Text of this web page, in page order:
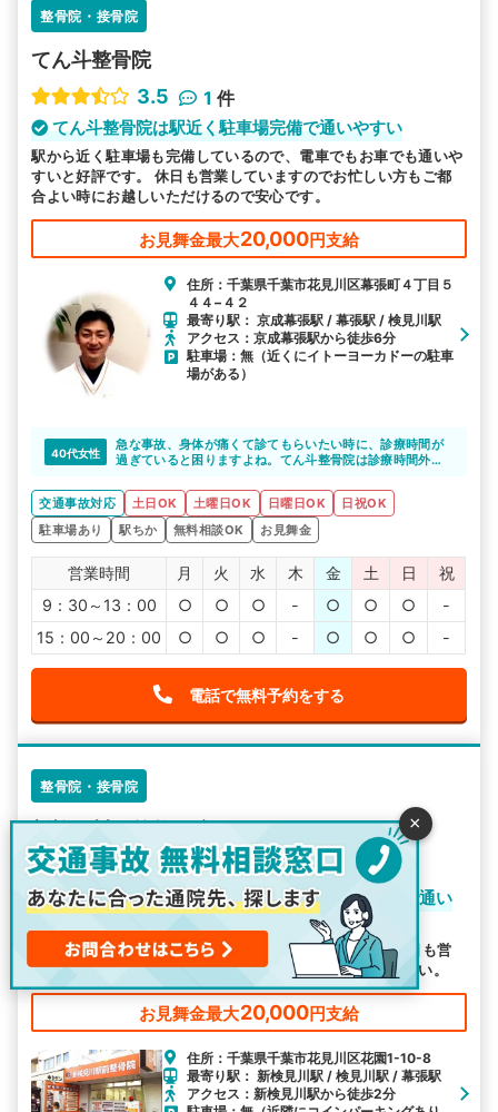
整骨院・接骨院
てん斗整骨院
3.5
1 件
てん斗整骨院は駅近く駐車場完備で通いやすい
駅から近く駐車場も完備しているので、電車でもお車でも通いや
すいと好評です。 休日も営業していますのでお忙しい方もご都
合よい時にお越しいただけるので安心です。
お見舞金最大20,000円支給
住所：千葉県千葉市花見川区幕張町４丁目５
４４−４２
最寄り駅： 京成幕張駅 / 幕張駅 / 検見川駅
アクセス：京成幕張駅から徒歩6分
駐車場：無（近くにイトーヨーカドーの駐車
場がある）
40代女性
急な事故、身体が痛くて診てもらいたい時に、診療時間が
過ぎていると困りますよね。てん斗整骨院は診療時間外で
ます。
交通事故対応 土日OK 土曜日OK 日曜日OK
日祝OK
駐車場あり
駅ちか 無料相談OK お見舞金
営業時間 月 火 水 木 金 土 日
祝
9：30～13：00
○ ○ ○ - ○ ○ ○
-
15：00～20：00
○ ○ ○ - ○ ○ ○ -
電話で無料予約をする
整骨院・接骨院
新検見川駅前整骨院
3.5
- 件
新検見川駅前整骨院は駅から近く駐車場も完備で通い
やすい
駅から近く、駐車場も完備で通いやすいと好評です。 休日も営
業しておりますので、お忙しい方もお気軽にご利用ください。
お見舞金最大20,000円支給
住所：千葉県千葉市花見川区花園1-10-8
最寄り駅： 新検見川駅 / 検見川駅 / 幕張駅
アクセス：新検見川駅から徒歩2分
×